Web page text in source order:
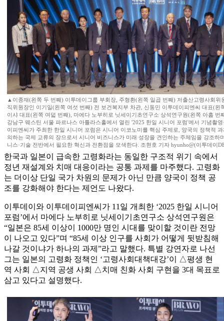
▲이종재(왼쪽 두 번째) 이투데이그룹 부회장, 주형환(왼쪽 일곱 번째) 저출산고령사회위
직위원장인 이기일(왼쪽 여섯 번째) 전 보건복지부 차관, 신동민 이투데이피엔씨 대표(왼
이샤 대표(왼쪽 여덟 번째), 마에다 노부히로 닛세이기초연구소 상석연구원(왼쪽 아홉 번
강남구 웨스틴 서울 파르나스 아틀라스홀에서 열린 '2025 한일 시니어 포럼'에서 기념촬
이피엔씨가 주최한 한일 시니어 포럼은 시니어 이코노미를 핵심 주제로, 양국의 정책적
의하는 국제 교류의 장으로서 시니어 비즈니스가 미래 성장을 견인하는 주체임을 강조하
니스·기술 전반에서 필요한 혁신과 전환점을 모색한다. 조현호 기자 hyunho@(이투데이
한국과 일본이 급속한 고령화라는 동일한 구조적 위기 속에서
정년 재설계와 치매 대응이라는 공통 과제를 마주했다. 고령화
는 더이상 단일 국가 차원의 문제가 아닌 만큼 양국이 정책 공
조를 강화해야 한다는 제언도 나왔다.
이투데이와 이투데이피엔씨가 11일 개최한 ‘2025 한일 시니어
포럼’에서 마에다 노부히로 닛세이기초연구소 상석연구원은
“일본은 85세 이상이 1000만 명인 시대를 맞이할 것이란 전망
이 나오고 있다”며 “85세 이상 인구를 사회가 어떻게 뒷받침해
나갈 것이냐가 하나의 과제”라고 말했다. 특별 강연자로 나선
그는 일본의 고령화 정책인 ‘고령사회대책대강’이 △평생 현
역 사회 △지역 공생 사회 △치매 친화 사회 구현을 3대 목표로
삼고 있다고 설명했다.